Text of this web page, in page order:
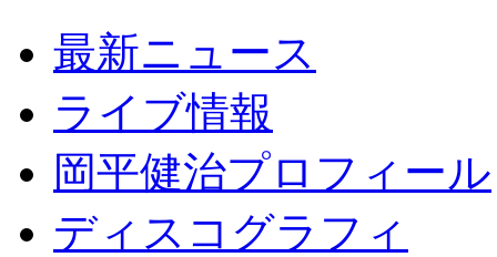
最新ニュース
ライブ情報
岡平健治プロフィール
ディスコグラフィ